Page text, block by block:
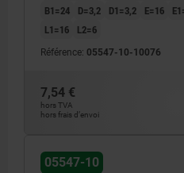
B1=24
D=3,2 D1=3,2 E=16
L1=16
L2=6
Référence: 05547-10-10076
7,54 €
hors TVA
hors frais d’envoi
05547-10